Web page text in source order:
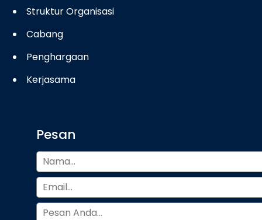
Struktur Organisasi
Cabang
Penghargaan
Kerjasama
Pesan